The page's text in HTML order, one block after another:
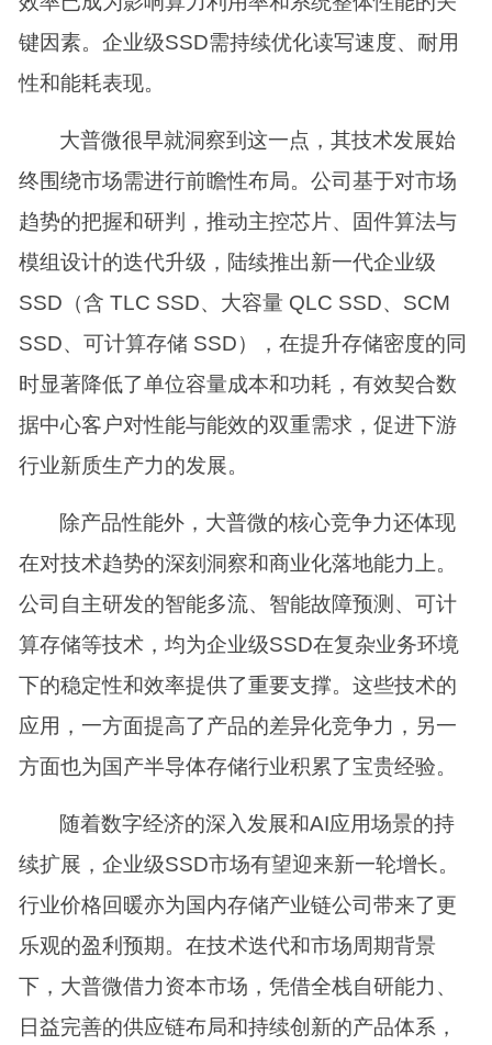
键因素。企业级SSD需持续优化读写速度、耐用
性和能耗表现。
大普微很早就洞察到这一点，其技术发展始
终围绕市场需进行前瞻性布局。公司基于对市场
趋势的把握和研判，推动主控芯片、固件算法与
模组设计的迭代升级，陆续推出新一代企业级
SSD（含 TLC SSD、大容量 QLC SSD、SCM
SSD、可计算存储 SSD），在提升存储密度的同
时显著降低了单位容量成本和功耗，有效契合数
据中心客户对性能与能效的双重需求，促进下游
行业新质生产力的发展。
除产品性能外，大普微的核心竞争力还体现
在对技术趋势的深刻洞察和商业化落地能力上。
公司自主研发的智能多流、智能故障预测、可计
算存储等技术，均为企业级SSD在复杂业务环境
下的稳定性和效率提供了重要支撑。这些技术的
应用，一方面提高了产品的差异化竞争力，另一
方面也为国产半导体存储行业积累了宝贵经验。
随着数字经济的深入发展和AI应用场景的持
续扩展，企业级SSD市场有望迎来新一轮增长。
行业价格回暖亦为国内存储产业链公司带来了更
乐观的盈利预期。在技术迭代和市场周期背景
下，大普微借力资本市场，凭借全栈自研能力、
日益完善的供应链布局和持续创新的产品体系，